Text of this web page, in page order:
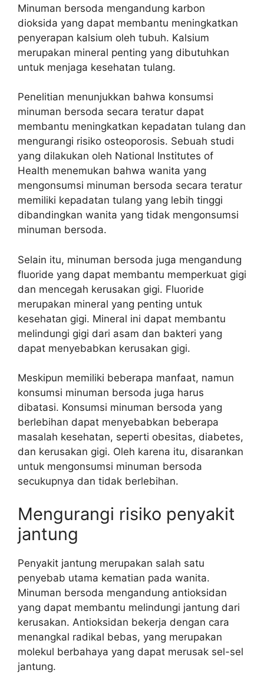
Minuman bersoda mengandung karbon
dioksida yang dapat membantu meningkatkan
penyerapan kalsium oleh tubuh. Kalsium
merupakan mineral penting yang dibutuhkan
untuk menjaga kesehatan tulang.
Penelitian menunjukkan bahwa konsumsi
minuman bersoda secara teratur dapat
membantu meningkatkan kepadatan tulang dan
mengurangi risiko osteoporosis. Sebuah studi
yang dilakukan oleh National Institutes of
Health menemukan bahwa wanita yang
mengonsumsi minuman bersoda secara teratur
memiliki kepadatan tulang yang lebih tinggi
dibandingkan wanita yang tidak mengonsumsi
minuman bersoda.
Selain itu, minuman bersoda juga mengandung
fluoride yang dapat membantu memperkuat gigi
dan mencegah kerusakan gigi. Fluoride
merupakan mineral yang penting untuk
kesehatan gigi. Mineral ini dapat membantu
melindungi gigi dari asam dan bakteri yang
dapat menyebabkan kerusakan gigi.
Meskipun memiliki beberapa manfaat, namun
konsumsi minuman bersoda juga harus
dibatasi. Konsumsi minuman bersoda yang
berlebihan dapat menyebabkan beberapa
masalah kesehatan, seperti obesitas, diabetes,
dan kerusakan gigi. Oleh karena itu, disarankan
untuk mengonsumsi minuman bersoda
secukupnya dan tidak berlebihan.
Mengurangi risiko penyakit
jantung
Penyakit jantung merupakan salah satu
penyebab utama kematian pada wanita.
Minuman bersoda mengandung antioksidan
yang dapat membantu melindungi jantung dari
kerusakan. Antioksidan bekerja dengan cara
menangkal radikal bebas, yang merupakan
molekul berbahaya yang dapat merusak sel-sel
jantung.